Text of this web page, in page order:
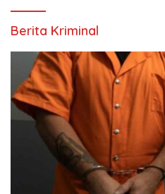
Berita Kriminal